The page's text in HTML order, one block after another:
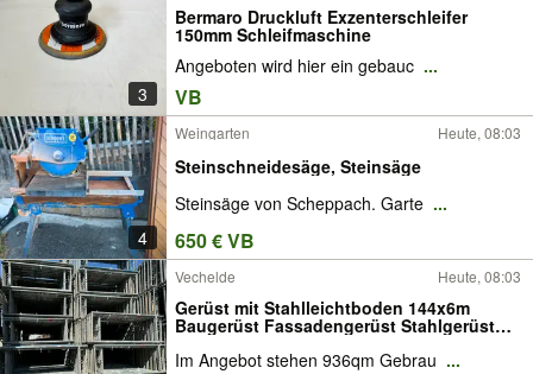
3
Bermaro Druckluft Exzenterschleifer
150mm Schleifmaschine
Angeboten wird hier ein gebauc ...
VB
4
Weingarten Heute, 08:03
Steinschneidesäge, Steinsäge
Steinsäge von Scheppach. Garte ...
650 € VB
Vechelde Heute, 08:03
Gerüst mit Stahlleichtboden 144x6m
Baugerüst Fassadengerüst Stahlgerüst
936m²
Im Angebot stehen 936qm Gebrau ...